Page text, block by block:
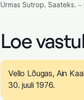
Urmas Sutrop. Saateks.
Loe
Vello Lõugas, Ain
30. juuli 1976.